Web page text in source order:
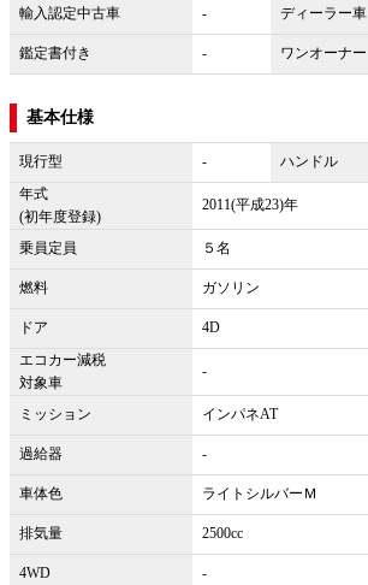
輸入認定中古車 - ディーラー車
鑑定書付き - ワンオーナー
基本仕様
現行型 - ハンドル
年式
(初年度登録)
2011(平成23)年
乗員定員 ５名
燃料 ガソリン
ドア
4D
エコカー減税
対象車
-
ミッション インパネAT
過給器 -
車体色 ライトシルバーＭ
排気量 2500cc
4WD -